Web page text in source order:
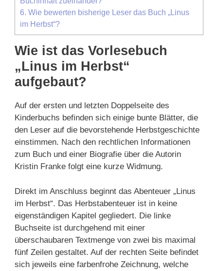
6. Wie bewerten bisherige Leser das Buch „Linus
im Herbst“?
Wie ist das Vorlesebuch
„Linus im Herbst“
aufgebaut?
Auf der ersten und letzten Doppelseite des
Kinderbuchs befinden sich einige bunte Blätter, die
den Leser auf die bevorstehende Herbstgeschichte
einstimmen. Nach den rechtlichen Informationen
zum Buch und einer Biografie über die Autorin
Kristin Franke folgt eine kurze Widmung.
Direkt im Anschluss beginnt das Abenteuer „Linus
im Herbst“. Das Herbstabenteuer ist in keine
eigenständigen Kapitel gegliedert. Die linke
Buchseite ist durchgehend mit einer
überschaubaren Textmenge von zwei bis maximal
fünf Zeilen gestaltet. Auf der rechten Seite befindet
sich jeweils eine farbenfrohe Zeichnung, welche